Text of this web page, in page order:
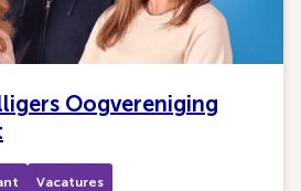
Oogvereniging
Vacatures